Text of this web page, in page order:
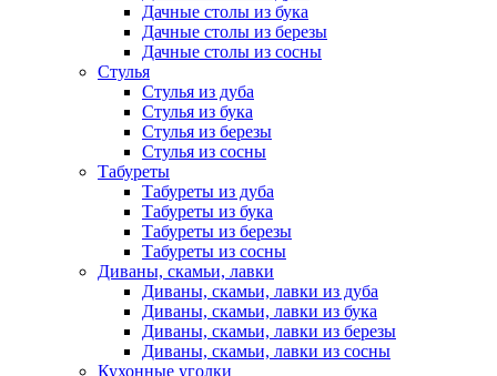
Дачные столы из бука
Дачные столы из березы
Дачные столы из сосны
Стулья
Стулья из дуба
Стулья из бука
Стулья из березы
Стулья из сосны
Табуреты
Табуреты из дуба
Табуреты из бука
Табуреты из березы
Табуреты из сосны
Диваны, скамьи, лавки
Диваны, скамьи, лавки из дуба
Диваны, скамьи, лавки из бука
Диваны, скамьи, лавки из березы
Диваны, скамьи, лавки из сосны
Кухонные уголки